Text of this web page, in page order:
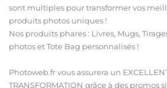
sont multiples pour transformer vos
produits photos uniques !
Nos produits phares : Livres, Mugs,
photos et Tote Bag personnalisés !
Photoweb.fr vous assurera un
TRANSFORMATION grâce à des promos